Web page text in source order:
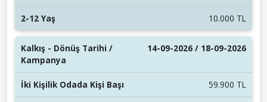
10.000 TL
14-09-2026 / 18-09-2026
59.900 TL